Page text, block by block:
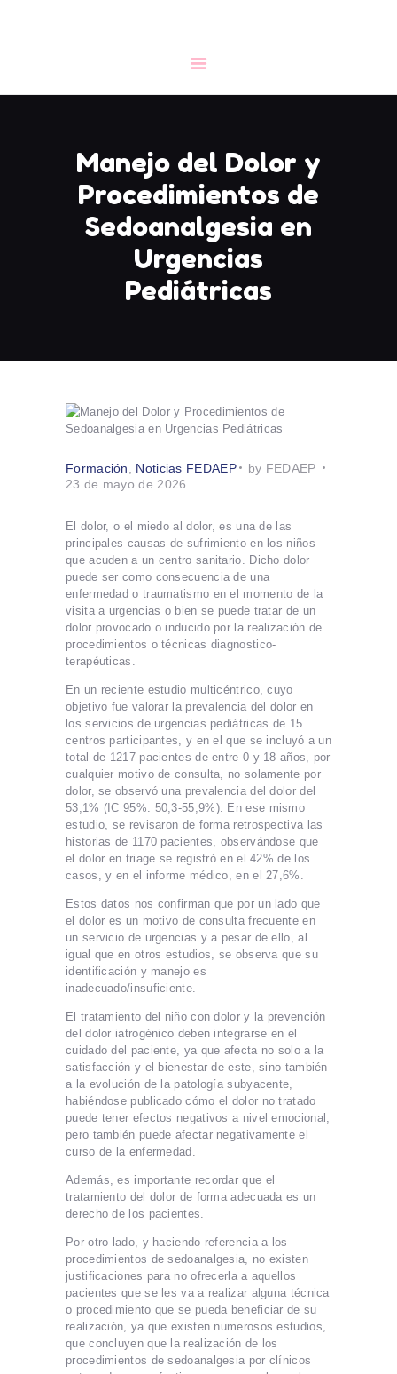
Manejo del Dolor y
Procedimientos de
Sedoanalgesia en
Urgencias
Pediátricas
NOTICIAS
FORMACIÓN
DOCUMENTACIÓN
CONTACTO
Formación Noticias FEDAEP
by FEDAEP
23 de mayo de 2026
El dolor, o el miedo al dolor, es una de las
principales causas de sufrimiento en los niños
que acuden a un centro sanitario. Dicho dolor
puede ser como consecuencia de una
enfermedad o traumatismo en el momento de la
visita a urgencias o bien se puede tratar de un
dolor provocado o inducido por la realización de
procedimientos o técnicas diagnostico-
terapéuticas.
En un reciente estudio multicéntrico, cuyo
objetivo fue valorar la prevalencia del dolor en
los servicios de urgencias pediátricas de 15
centros participantes, y en el que se incluyó a un
total de 1217 pacientes de entre 0 y 18 años, por
cualquier motivo de consulta, no solamente por
dolor, se observó una prevalencia del dolor del
53,1% (IC 95%: 50,3-55,9%). En ese mismo
estudio, se revisaron de forma retrospectiva las
historias de 1170 pacientes, observándose que
el dolor en triage se registró en el 42% de los
casos, y en el informe médico, en el 27,6%.
Estos datos nos confirman que por un lado que
el dolor es un motivo de consulta frecuente en
un servicio de urgencias y a pesar de ello, al
igual que en otros estudios, se observa que su
identificación y manejo es
inadecuado/insuficiente.
El tratamiento del niño con dolor y la prevención
del dolor iatrogénico deben integrarse en el
cuidado del paciente, ya que afecta no solo a la
satisfacción y el bienestar de este, sino también
a la evolución de la patología subyacente,
habiéndose publicado cómo el dolor no tratado
puede tener efectos negativos a nivel emocional,
pero también puede afectar negativamente el
curso de la enfermedad.
Además, es importante recordar que el
tratamiento del dolor de forma adecuada es un
derecho de los pacientes.
Por otro lado, y haciendo referencia a los
procedimientos de sedoanalgesia, no existen
justificaciones para no ofrecerla a aquellos
pacientes que se les va a realizar alguna técnica
o procedimiento que se pueda beneficiar de su
realización, ya que existen numerosos estudios,
que concluyen que la realización de los
procedimientos de sedoanalgesia por clínicos